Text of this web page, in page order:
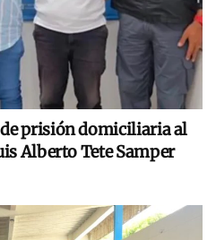
prisión domiciliaria al
Alberto Tete Samper